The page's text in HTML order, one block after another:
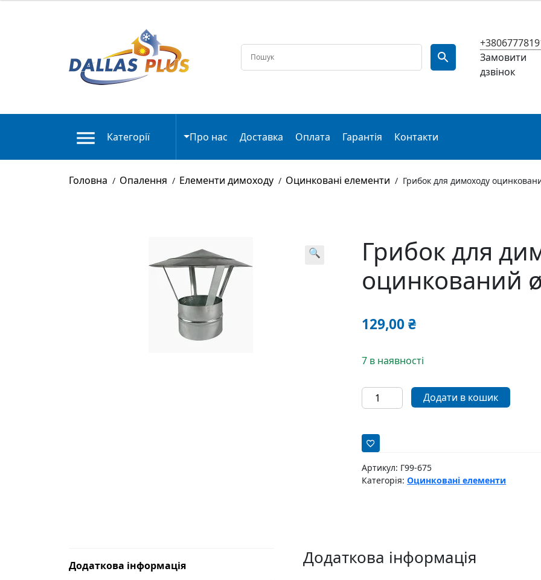
Замовити
дзвінок
Категорії Про нас Доставка Оплата Гарантія Контакти
Головна / Опалення / Елементи димоходу / Оцинковані елементи / Грибок для димоходу
🔍
Грибок для
оцинкований
129,00₴
7 в наявності
Грибок
для
оцинкований
ø160мм
кількість
Додати в кошик
Артикул: Г99-675
Категорія:Оцинковані елементи
Додаткова інформація Додаткова інформація